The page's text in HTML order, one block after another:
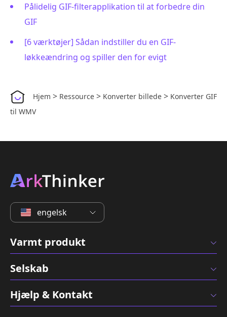
Pålidelig GIF-filterapplikation til at forbedre din
GIF
[6 værktøjer] Sådan indstiller du en GIF-
løkkeændring og spiller den for evigt
Hjem > Ressource > Konverter billede > Konverter GIF
til WMV
engelsk
Varmt produkt
Selskab
Hjælp & Kontakt